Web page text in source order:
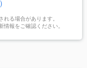
る場合があります。
報をご確認ください。